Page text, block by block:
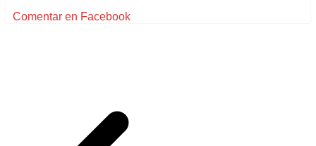
Comentar en Facebook